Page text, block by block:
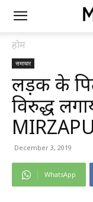
होम
समाचार
लड़की के
विरुद्ध
December 3, 2019
WhatsApp